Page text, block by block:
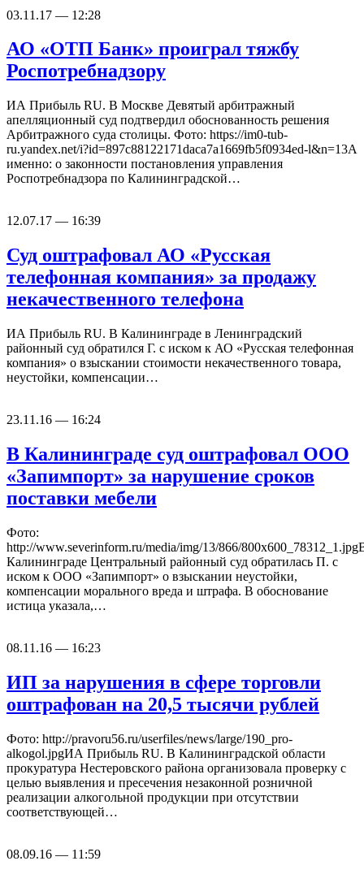
03.11.17 — 12:28
АО «ОТП Банк» проиграл тяжбу
Роспотребнадзору
ИА Прибыль RU. В Москве Девятый арбитражный
апелляционный суд подтвердил обоснованность решения
Арбитражного суда столицы. Фото: https://im0-tub-
ru.yandex.net/i?id=897c88122171daca7a1669fb5f0934ed-l&n=13А
именно: о законности постановления управления
Роспотребнадзора по Калининградской…
12.07.17 — 16:39
Суд оштрафовал АО «Русская
телефонная компания» за продажу
некачественного телефона
ИА Прибыль RU. В Калининграде в Ленинградский
районный суд обратился Г. с иском к АО «Русская телефонная
компания» о взыскании стоимости некачественного товара,
неустойки, компенсации…
23.11.16 — 16:24
В Калининграде суд оштрафовал ООО
«Запимпорт» за нарушение сроков
поставки мебели
Фото:
http://www.severinform.ru/media/img/13/866/
Калининграде Центральный районный суд обратилась П. с
иском к ООО «Запимпорт» о взыскании неустойки,
компенсации морального вреда и штрафа. В обоснование
истица указала,…
08.11.16 — 16:23
ИП за нарушения в сфере торговли
оштрафован на 20,5 тысячи рублей
Фото: http://pravoru56.ru/userfiles/news/large/190_pro-
alkogol.jpgИА Прибыль RU. В Калининградской области
прокуратура Нестеровского района организовала проверку с
целью выявления и пресечения незаконной розничной
реализации алкогольной продукции при отсутствии
соответствующей…
08.09.16 — 11:59